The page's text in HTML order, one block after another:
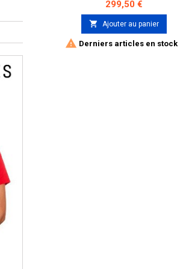
Prix
299,50 €
 Ajouter au panier
 Derniers articles en stock